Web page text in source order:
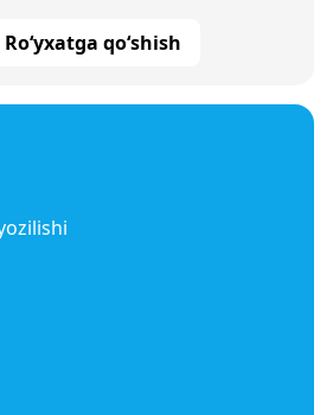
Ro‘yxatga qo‘shish